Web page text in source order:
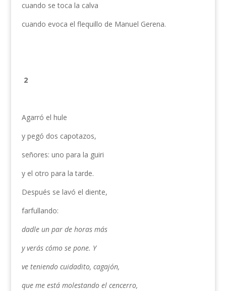
cuando se toca la calva
cuando evoca el flequillo de Manuel Gerena.
2
Agarró el hule
y pegó dos capotazos,
señores: uno para la guiri
y el otro para la tarde.
Después se lavó el diente,
farfullando:
dadle un par de horas más
y verás cómo se pone. Y
ve teniendo cuidadito, cagajón,
que me está molestando el cencerro,